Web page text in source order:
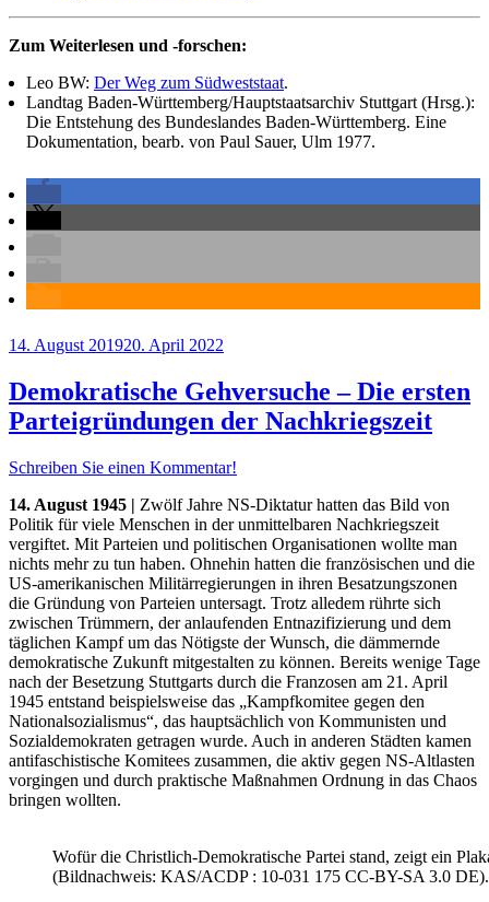
Zum Weiterlesen und -forschen:
Leo BW: Der Weg zum Südweststaat.
Landtag Baden-Württemberg/Hauptstaatsarchiv Stuttgart (Hrsg.):
Die Entstehung des Bundeslandes Baden-Württemberg. Eine
Dokumentation, bearb. von Paul Sauer, Ulm 1977.
Veröffentlicht
14. August 201920. April 2022
Demokratische Gehversuche – Die ersten
Parteigründungen der Nachkriegszeit
Schreiben Sie einen Kommentar!
14. August 1945 | Zwölf Jahre NS-Diktatur hatten das Bild von
Politik für viele Menschen in der unmittelbaren Nachkriegszeit
vergiftet. Mit Parteien und politischen Organisationen wollte man
nichts mehr zu tun haben. Ohnehin hatten die französischen und die
US-amerikanischen Militärregierungen in ihren Besatzungszonen
die Gründung von Parteien untersagt. Trotz alledem rührte sich
zwischen Trümmern, der anlaufenden Entnazifizierung und dem
täglichen Kampf um das Nötigste der Wunsch, die dämmernde
demokratische Zukunft mitgestalten zu können. Bereits wenige Tage
nach der Besetzung Stuttgarts durch die Franzosen am 21. April
1945 entstand beispielsweise das „Kampfkomitee gegen den
Nationalsozialismus“, das hauptsächlich von Kommunisten und
Sozialdemokraten getragen wurde. Auch in anderen Städten kamen
antifaschistische Komitees zusammen, die aktiv gegen NS-Altlasten
vorgingen und durch praktische Maßnahmen Ordnung in das Chaos
bringen wollten.
Wofür die Christlich-Demokratische Partei stand, zeigt ein
(Bildnachweis: KAS/ACDP : 10-031 175 CC-BY-SA 3.0 DE).